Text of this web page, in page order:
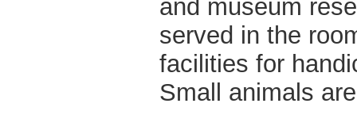
and museum
served in the
facilities for
Small animals